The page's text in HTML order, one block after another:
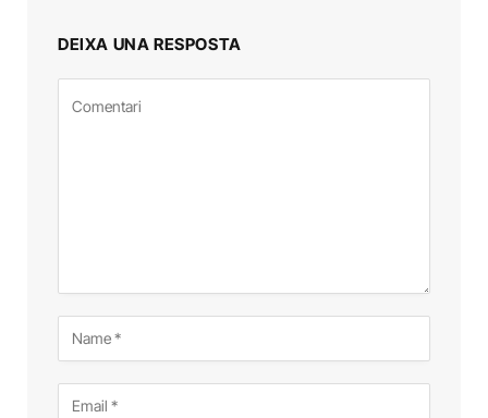
DEIXA UNA RESPOSTA